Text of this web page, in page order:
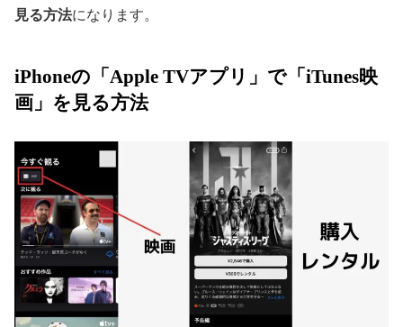
見る方法になります。
iPhoneの「Apple TVアプリ」で「iTunes映
画」を見る方法